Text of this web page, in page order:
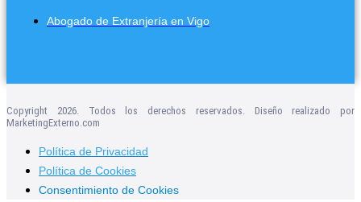
Abogado de Extranjería en Vigo
Copyright 2026. Todos los derechos reservados. Diseño realizado por
MarketingExterno.com
Política de Privacidad
Política de Cookies
Consentimiento de Cookies